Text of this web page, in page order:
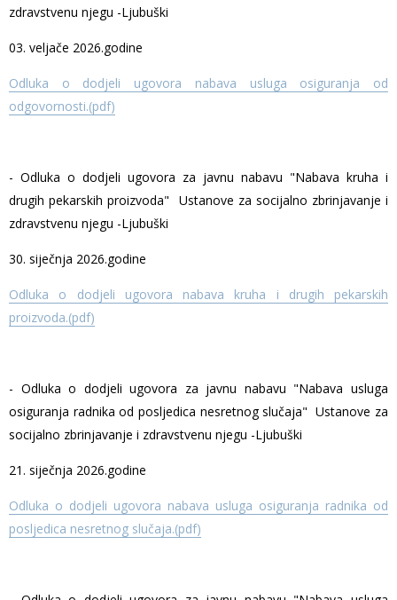
zdravstvenu njegu -Ljubuški
03. veljače 2026.godine
Odluka o dodjeli ugovora nabava usluga osiguranja od
odgovornosti.(pdf)
- Odluka o dodjeli ugovora za javnu nabavu "Nabava kruha i
drugih pekarskih proizvoda" Ustanove za socijalno zbrinjavanje i
zdravstvenu njegu -Ljubuški
30. siječnja 2026.godine
Odluka o dodjeli ugovora nabava kruha i drugih pekarskih
proizvoda.(pdf)
- Odluka o dodjeli ugovora za javnu nabavu "Nabava usluga
osiguranja radnika od posljedica nesretnog slučaja" Ustanove za
socijalno zbrinjavanje i zdravstvenu njegu -Ljubuški
21. siječnja 2026.godine
Odluka o dodjeli ugovora nabava usluga osiguranja radnika od
posljedica nesretnog slučaja.(pdf)